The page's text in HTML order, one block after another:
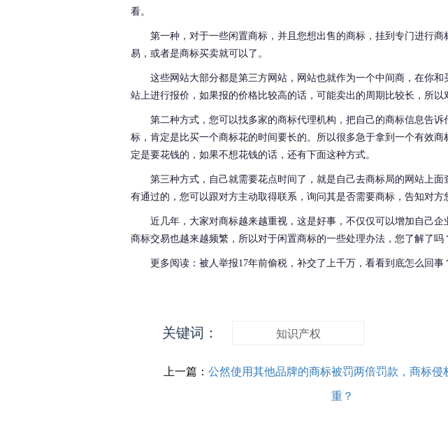
看。
第一种，对于一些闲置商标，并且您想出售的商标，挂到专门进行
易，或者是商标买卖就可以了。
这些网站大部分都是第三方网站，网站也就作为一个中间商，在你
站上进行报价，如果报的价格比较高的话，可能卖出的周期比较长，所以
第二种方式，您可以找多家的商标代理机构，把自己的商标信息告
标，肯定是比买一个商标花的时间要长的。所以很多急于拿到一个有效
定是要花钱的，如果不想花钱的话，还有下面这种方式。
第三种方式，自己就需要花点时间了，就是自己去商标局的网站上
有通过的，您可以跟对方主动取得联系，询问其是否需要商标，告知对
近几年，大家对商标越来越重视，这是好事，不仅仅可以增加自己
商标交易也越来越频繁，所以对于闲置商标的一些处理办法，您了解了吗
更多阅读： 被人举报17年前偷税，补交了上千万，看看到底怎么回事
关键词： 知识产权
上一篇： 公然使用其他品牌的商标被罚两倍罚款，商标侵
重？